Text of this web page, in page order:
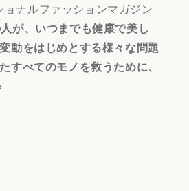
ナルファッションマガジン
が、いつまでも健康で美し
動をはじめとする様々な問題
すべてのモノを救うために、